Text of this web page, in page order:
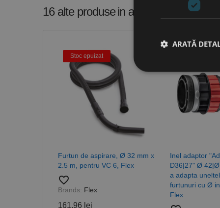
16 alte produsein aceeasi categorie
Stoc epuizat
Furtun de aspirare, Ø 32 mm x
2.5 m, pentru VC 6, Flex
favorite_border
Brands: Flex
161,96 lei
Inel adaptor
D36|27" Ø
a adapta
furtunuri cu Ø
Flex
ARATĂ
Cookie-urile strict
contului. Site-ul
PHPSESSID